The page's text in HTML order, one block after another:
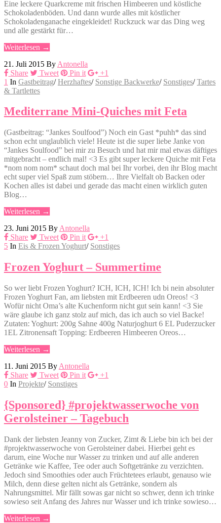
Eine leckere Quarkcreme mit frischen Himbeeren und köstliche
Schokoladenböden. Und dann wurde alles mit köstlicher
Schokoladenganache eingekleidet! Ruckzuck war das Ding weg
und alle gestärkt für…
Weiterlesen →
21. Juli 2015 By Antonella
Share
Tweet Pin it
+1
1 In Gastbeitrag/ Herzhaftes/ Sonstige Backwerke/ Sonstiges/ Tartes
& Tartlettes
Mediterrane Mini-Quiches mit Feta
(Gastbeitrag: “Jankes Soulfood”) Noch ein Gast *puhh* das sind
schon echt unglaublich viele! Heute ist die super liebe Janke von
“Jankes Soulfood” bei mir zu Besuch und hat mir mal etwas däftiges
mitgebracht – endlich mal! <3 Es gibt super leckere Quiche mit Feta
*nom nom nom* schaut doch mal bei Ihr vorbei, den ihr Blog macht
echt super viel Spaß zum stöbern… Ihre Vielfalt ob Backen oder
Kochen alles ist dabei und gerade das macht einen wirklich guten
Blog…
Weiterlesen →
23. Juni 2015 By Antonella
Share
Tweet Pin it
+1
5 In Eis & Frozen Yoghurt/ Sonstiges
Frozen Yoghurt – Summertime
So wer liebt Frozen Yoghurt? ICH, ICH, ICH! Ich bi nein absoluter
Frozen Yoghurt Fan, am liebsten mit Erdbeeren udn Oreos! <3
Wofür nicht Oma’s alte Kuchenform nicht gut sein kann! <3 Sie
wäre glaube ich ganz stolz auf mich, das ich auch so viel Backe!
Zutaten: Yoghurt: 200g Sahne 400g Naturjoghurt 6 EL Puderzucker
1EL Zitronensaft Topping: Erdbeeren Himbeeren Oreos…
Weiterlesen →
11. Juni 2015 By Antonella
Share
Tweet Pin it
+1
0 In Projekte/ Sonstiges
{Sponsored} #projektwasserwoche von
Gerolsteiner – Tagebuch
Dank der liebsten Jeanny von Zucker, Zimt & Liebe bin ich bei der
#projektwasserwoche von Gerolsteiner dabei. Hierbei geht es
darum, eine Woche nur Wasser zu trinken und auf alle anderen
Getränke wie Kaffee, Tee oder auch Softgetränke zu verzichten.
Jedoch sind Smoothies oder auch Früchtetees erlaubt, genauso wie
Milch, denn diese gelten nicht als Getränke, sondern als
Nahrungsmittel. Mir fällt sowas gar nicht so schwer, denn ich trinke
sowieso seit Anfang des Jahres nur Wasser und ich trinke sowieso…
Weiterlesen →